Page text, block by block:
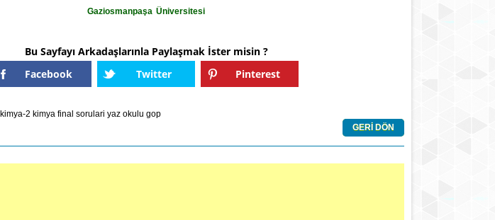
Gaziosmanpaşa Üniversitesi
Bu Sayfayı Arkadaşlarınla Paylaşmak İster misin ?
Facebook
Twitter Pinterest
kimya-2 kimya final sorulari yaz okulu gop
GERİ DÖN